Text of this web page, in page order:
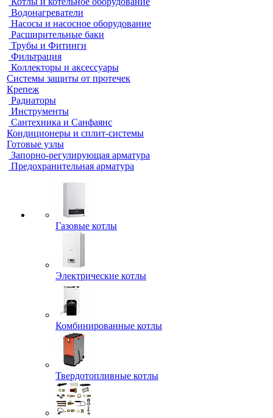
Водонагреватели
Насосы и насосное оборудование
Расширительные баки
Трубы и Фитинги
Фильтрация
Коллекторы и аксессуары
Системы защиты от протечек
Крепеж
Радиаторы
Инструменты
Сантехника и Санфаянс
Кондиционеры и сплит-системы
Готовые узлы
Запорно-регулирующая арматура
Предохранительная арматура
Газовые котлы
Электрические котлы
Комбинированные котлы
Твердотопливные котлы